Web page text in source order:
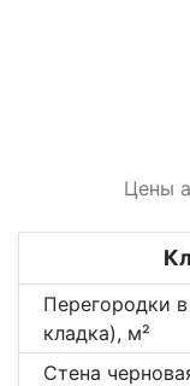
Цены
Перегородки
кладка), м²
Стена